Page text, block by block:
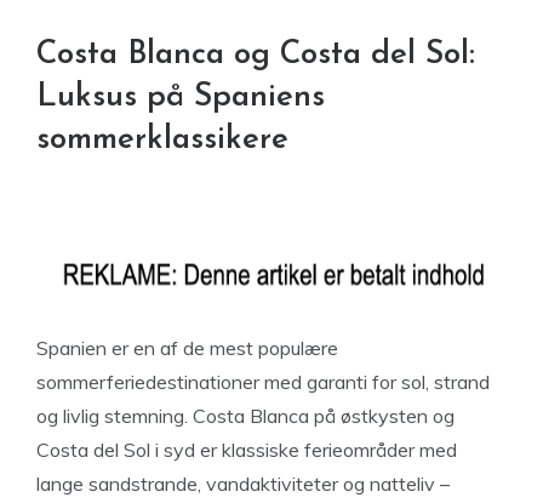
Costa Blanca og Costa del Sol:
Luksus på Spaniens
sommerklassikere
Spanien er en af de mest populære
sommerferiedestinationer med garanti for sol, strand
og livlig stemning. Costa Blanca på østkysten og
Costa del Sol i syd er klassiske ferieområder med
lange sandstrande, vandaktiviteter og natteliv –